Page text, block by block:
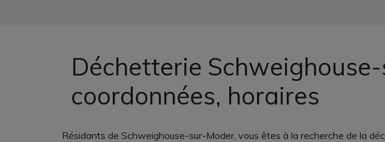
Déchetterie
coordonnées, horaires
Résidants de Schweighouse-sur-Moder, vous êtes à la recherche de la